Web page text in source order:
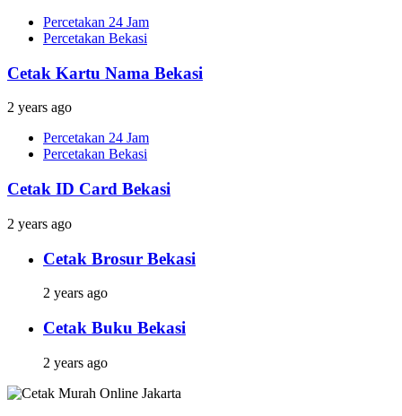
Percetakan 24 Jam
Percetakan Bekasi
Cetak Kartu Nama Bekasi
2 years ago
Percetakan 24 Jam
Percetakan Bekasi
Cetak ID Card Bekasi
2 years ago
Cetak Brosur Bekasi
2 years ago
Cetak Buku Bekasi
2 years ago